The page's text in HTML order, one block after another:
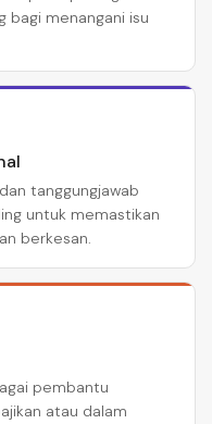
bagi menangani isu
tanggungjawab
untuk memastikan
berkesan.
pembantu
atau dalam